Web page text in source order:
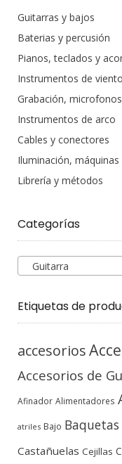
Guitarras y bajos
Baterias y percusión
Pianos, teclados y
Instrumentos de viento
Grabación,
Instrumentos de arco
Cables y conectores
Iluminación, máquinas
Librería y métodos
Categorías
Guitarra
Etiquetas de
accesorios
Accesorios de
Afinador Alimentadores
atriles Bajo Baquetas
Castañuelas Cejillas